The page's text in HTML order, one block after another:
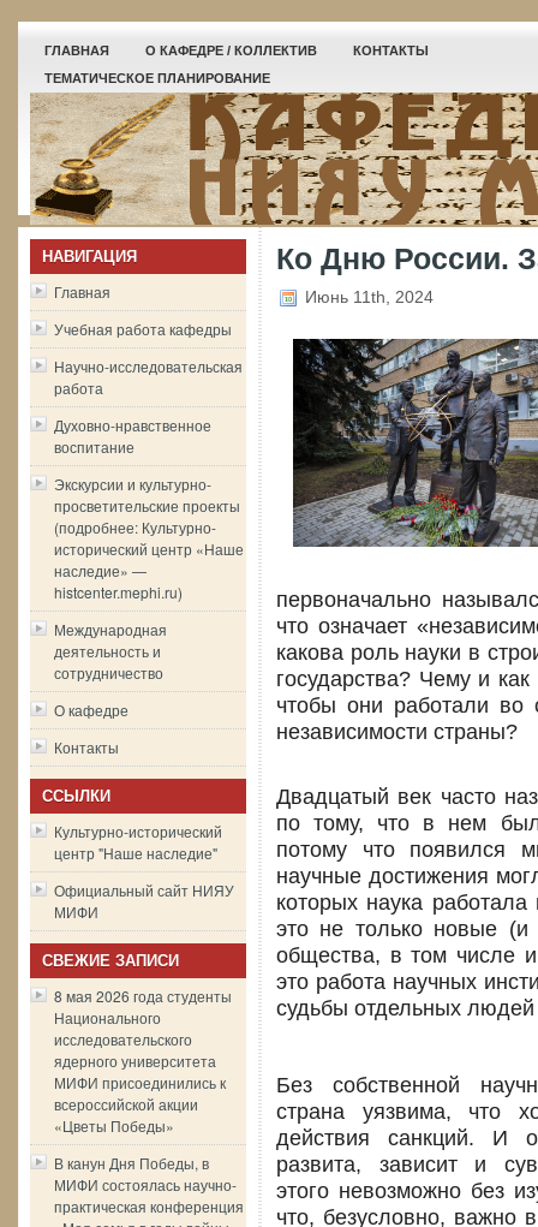
ГЛАВНАЯ О КАФЕДРЕ / КОЛЛЕКТИВ
КОНТАКТЫ
ТЕМАТИЧЕСКОЕ ПЛАНИРОВАНИЕ
НАВИГАЦИЯ
Главная
Учебная работа кафедры
Научно-исследовательская
работа
Духовно-нравственное
воспитание
Экскурсии и культурно-
просветительские проекты
(подробнее: Культурно-
исторический центр «Наше
наследие» —
histcenter.mephi.ru)
Международная
деятельность и
сотрудничество
О кафедре
Контакты
ССЫЛКИ
Культурно-исторический
центр "Наше наследие"
Официальный сайт НИЯУ
МИФИ
СВЕЖИЕ ЗАПИСИ
8 мая 2026 года студенты
Национального
исследовательского
ядерного университета
МИФИ присоединились к
всероссийской акции
«Цветы Победы»
В канун Дня Победы, в
МИФИ состоялась научно-
практическая конференция
Ко Дню России.
Июнь 11th, 2024
первоначально
что означает
какова роль науки в
государства? Чему и
чтобы они работали во
независимости страны?
Двадцатый век часто
по тому, что в нем
потому что появился
научные достижения
которых наука
это не только новые (и
общества, в том числе
это работа научных
судьбы отдельных
Без собственной
страна уязвима, что
действия санкций. И
развита, зависит и
этого невозможно без
что, безусловно, важно